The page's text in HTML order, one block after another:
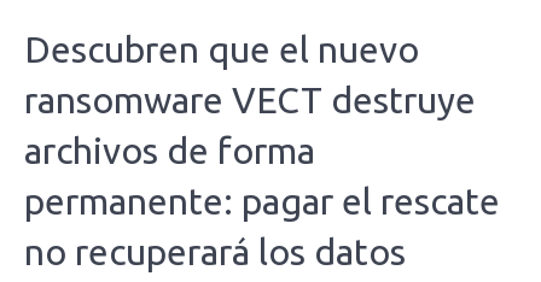
Descubren que el nuevo
ransomware VECT destruye
archivos de forma
permanente: pagar el rescate
no recuperará los datos